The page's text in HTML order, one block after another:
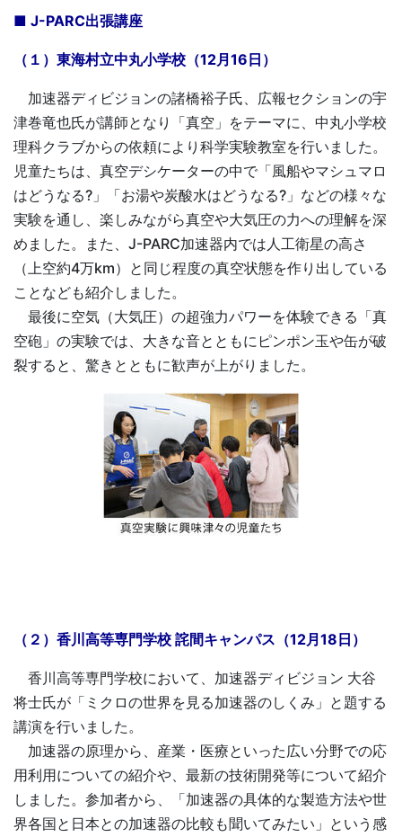
■ J-PARC出張講座
（１）東海村立中丸小学校（12月16日）
加速器ディビジョンの諸橋裕子氏、広報セクションの宇
津巻竜也氏が講師となり「真空」をテーマに、中丸小学校
理科クラブからの依頼により科学実験教室を行いました。
児童たちは、真空デシケーターの中で「風船やマシュマロ
はどうなる?」「お湯や炭酸水はどうなる?」などの様々な
実験を通し、楽しみながら真空や大気圧の力への理解を深
めました。また、J-PARC加速器内では人工衛星の高さ
（上空約4万km）と同じ程度の真空状態を作り出している
ことなども紹介しました。
最後に空気（大気圧）の超強力パワーを体験できる「真
空砲」の実験では、大きな音とともにピンポン玉や缶が破
裂すると、驚きとともに歓声が上がりました。
（２）香川高等専門学校 詫間キャンパス（12月18日）
香川高等専門学校において、加速器ディビジョン 大谷
将士氏が「ミクロの世界を見る加速器のしくみ」と題する
講演を行いました。
加速器の原理から、産業・医療といった広い分野での応
用利用についての紹介や、最新の技術開発等について紹介
しました。参加者から、「加速器の具体的な製造方法や世
界各国と日本との加速器の比較も聞いてみたい」という感